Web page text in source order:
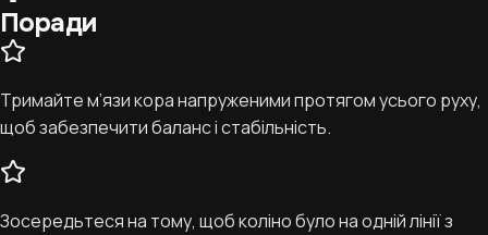
Поради
Тримайте м’язи кора напруженими протягом усього руху,
щоб забезпечити баланс і стабільність.
Зосередьтеся на тому, щоб коліно було на одній лінії з